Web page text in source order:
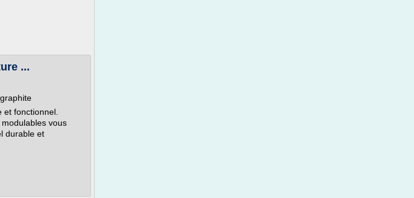
...
fonctionnel.
vous
durable et